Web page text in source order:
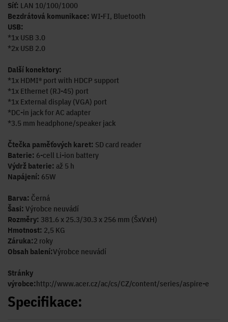
Síť: LAN 10/100/1000
Bezdrátová komunikace: WI-FI, Bluetooth
USB:
*1x USB 3.0
*2x USB 2.0
Další konektory:
*1x HDMI® port with HDCP support
*1x Ethernet (RJ-45) port
*1x External display (VGA) port
*DC-in jack for AC adapter
*3.5 mm headphone/speaker jack
Čtečka paměťových karet: SD card reader
Baterie: 6-cell Li-ion battery
Výdrž baterie: až 5 h
Napájení: 65W
Barva: Černá
Šasi: Výrobce neuvádí
Rozměry: 381.6 x 25.3/30.3 x 256 mm (ŠxVxH)
Hmotnost: 2,5 KG
Záruka:2 roky
Obsah balení:Výrobce neuvádí
Stránky
výrobce:http://www.acer.cz/ac/cs/CZ/content/series/aspire-e
Specifikace: